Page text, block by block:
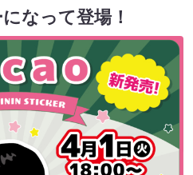
なって登場！